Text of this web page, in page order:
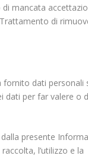
mancata
di
fornito dati personali
dati per far valere o
presente
l’utilizzo e la